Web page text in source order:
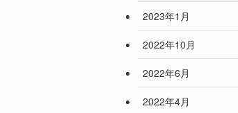
2023年1月
2022年10月
2022年6月
2022年4月